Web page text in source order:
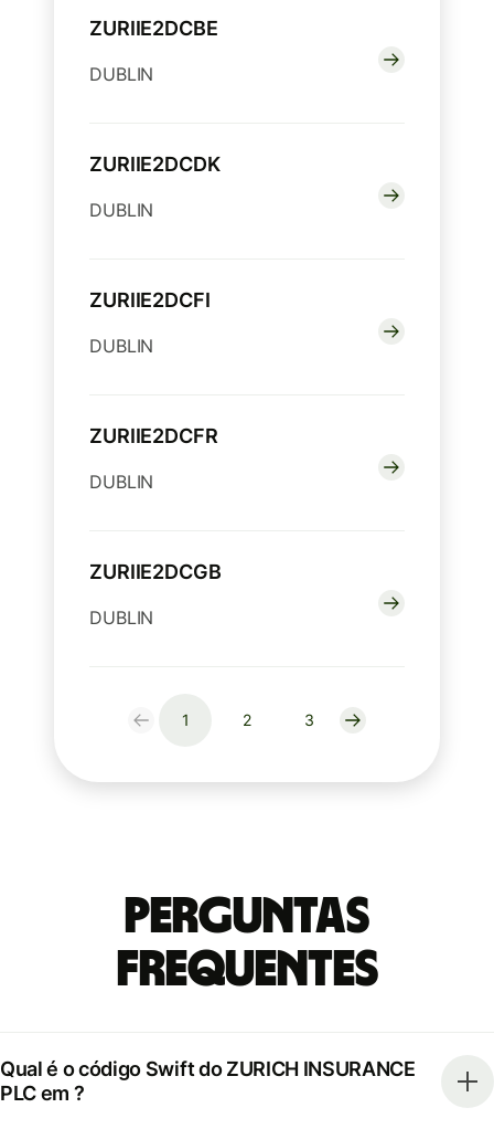
ZURIIE2DCBE
DUBLIN
ZURIIE2DCDK
DUBLIN
ZURIIE2DCFI
DUBLIN
ZURIIE2DCFR
DUBLIN
ZURIIE2DCGB
DUBLIN
1 2 3
Perguntas
frequentes
Qual é o código Swift do ZURICH INSURANCE
PLC em ?